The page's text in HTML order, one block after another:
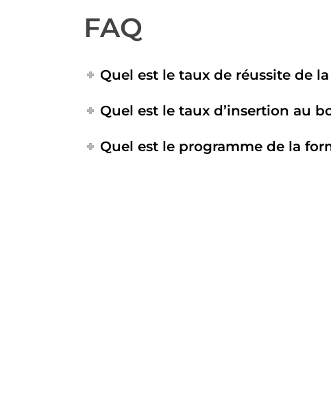
FAQ
Quel est le taux de réussite de
Quel est le taux d’insertion au
Quel est le programme de la